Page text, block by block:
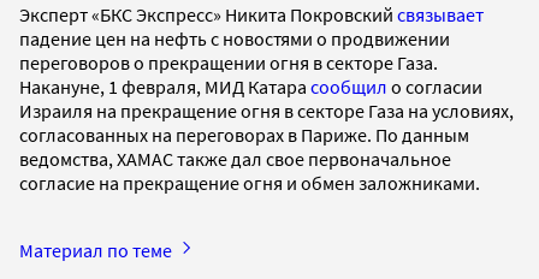
Эксперт «БКС Экспресс» Никита Покровский связывает
падение цен на нефть с новостями о продвижении
переговоров о прекращении огня в секторе Газа.
Накануне, 1 февраля, МИД Катара сообщил о согласии
Израиля на прекращение огня в секторе Газа на условиях,
согласованных на переговорах в Париже. По данным
ведомства, ХАМАС также дал свое первоначальное
согласие на прекращение огня и обмен заложниками.
Материал по теме